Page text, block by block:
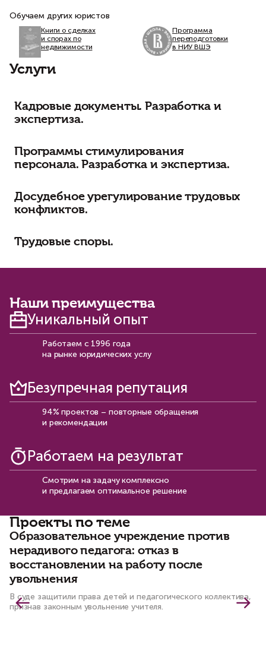
Обучаем других юристов
Книги о сделках
и спорах по
недвижимости
Программа
переподготовки
в НИУ ВШЭ
Услуги
Кадровые документы. Разработка и
экспертиза.
Программы стимулирования
персонала. Разработка и экспертиза.
Досудебное урегулирование трудовых
конфликтов.
Трудовые споры.
Наши преимущества
Уникальный опыт
Безупречная репутация
Работаем на результат
Работаем с 1996 года
на рынке юридических услу
94% проектов – повторные обращения
и рекомендации​
Смотрим на задачу комплексно
и предлагаем оптимальное решение
Проекты по теме
Образовательное учреждение против
нерадивого педагога: отказ в
восстановлении на работу после
увольнения
В суде защитили права детей и педагогического коллектива,
признав законным увольнение учителя.